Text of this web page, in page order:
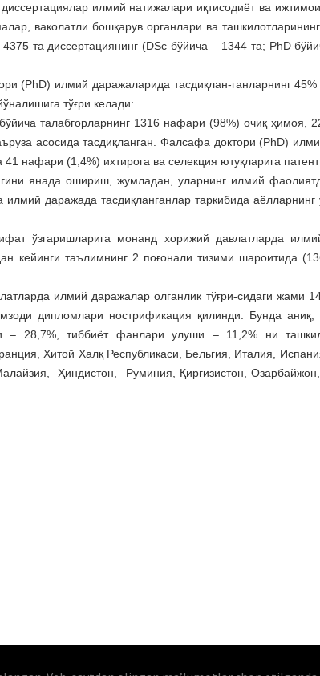
илмий натижалари иқтисодиёт ва
ваколатли бошқарув органлари ва
та диссертациянинг (DSc бўйича – 1344 та; PhD
(PhD) илмий даражаларида тасдиқлан-ганларнинг
тўғри келади:
талабгорларнинг 1316 нафари (98%) очиқ ҳимоя,
асосида тасдиқланган. Фалсафа доктори (PhD)
нафари (1,4%) ихтирога ва селекция ютуқларига
янада ошириш, жумладан, уларнинг илмий
илмий даражада тасдиқланганлар таркибида
ўзгаришларига монанд хорижий давлатларда
кейинги таълимнинг 2 поғонали тизими шароитида
илмий даражалар олганлик тўғри-сидаги жами
дипломлари нострификация қилинди. Бунда
– 28,7%, тиббиёт фанлари улуши – 11,2% ни
Хитой Халқ Республикаси, Бельгия, Италия,
Ҳиндистон, Руминия, Қирғизистон,